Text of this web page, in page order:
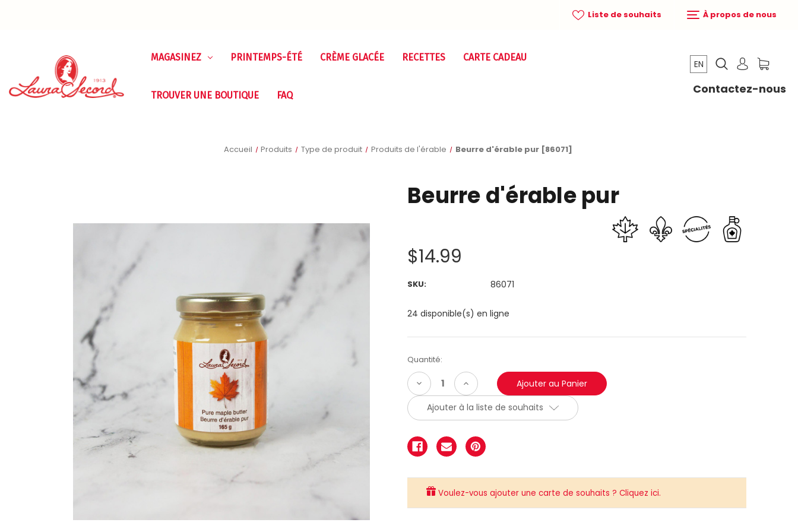
Liste de souhaits À propos de nous
MAGASINEZ PRINTEMPS-ÉTÉ CRÈME GLACÉE RECETTES CARTE CADEAU
TROUVER UNE BOUTIQUE FAQ
EN
Contactez-nous
Accueil Produits Type de produit Produits de l'érable Beurre d'érable pur [86071]
Beurre d'érable pur
$14.99
SKU: 86071
24 disponible(s) en ligne
Quantité:
Diminuer
quantité:
Augmenter
quantité:
Ajouter à la liste de souhaits
Voulez-vous ajouter une carte de souhaits ? Cliquez ici.